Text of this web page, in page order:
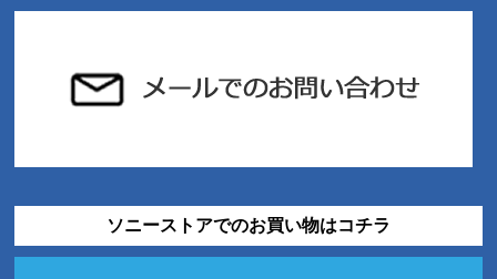
ソニーストアでのお買い物はコチラ